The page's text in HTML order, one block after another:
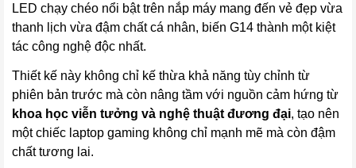
LED chạy chéo nổi bật trên nắp máy mang đến vẻ đẹp vừa
thanh lịch vừa đậm chất cá nhân, biến G14 thành một kiệt
tác công nghệ độc nhất.
Thiết kế này không chỉ kế thừa khả năng tùy chỉnh từ
phiên bản trước mà còn nâng tầm với nguồn cảm hứng từ
khoa học viễn tưởng và nghệ thuật đương đại, tạo nên
một chiếc laptop gaming không chỉ mạnh mẽ mà còn đậm
chất tương lai.